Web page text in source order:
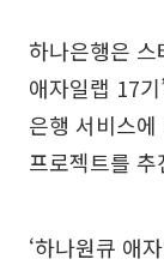
하나은행은
애자일랩 17
은행 서비스
프로젝트를
‘하나원큐 애